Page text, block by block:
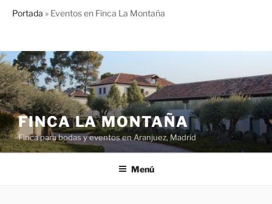
Portada » Eventos en Finca La Montaña
Saltar
al
contenido
FINCA LA MONTAÑA
Finca para bodas y eventos en Aranjuez, Madrid
Menú